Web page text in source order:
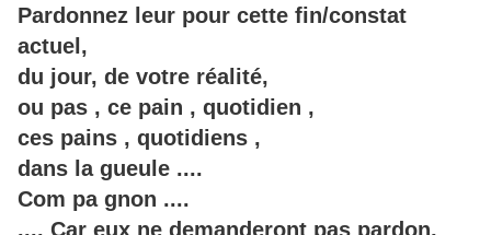
Pardonnez leur pour cette fin/constat
actuel,
du jour, de votre réalité,
ou pas , ce pain , quotidien ,
ces pains , quotidiens ,
dans la gueule ....
Com pa gnon ....
.... Car eux ne demanderont pas pardon,